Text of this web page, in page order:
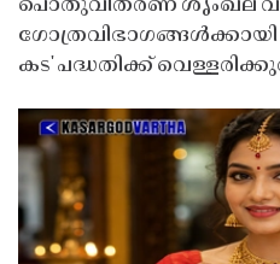
പൊതുവിതരണ ശൃംഖല
കട' പദ്ധതിക്ക്